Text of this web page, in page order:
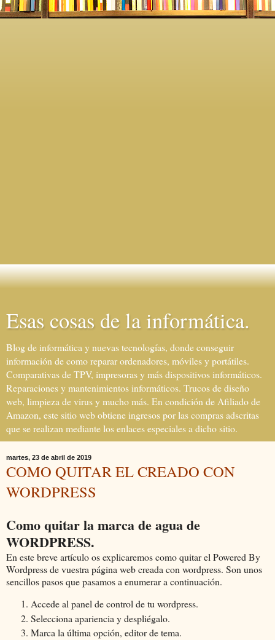
Esas cosas de la informática.
Blog de informática y nuevas tecnologías, donde conseguir
información de como reparar ordenadores, móviles y portátiles.
Comparativas de TPV, impresoras y más dispositivos informáticos.
Reparaciones y mantenimientos informáticos. Trucos de diseño
web, limpieza de virus y mucho más. En condición de Afiliado de
Amazon, este sitio web obtiene ingresos por las compras adscritas
que se realizan mediante los enlaces especiales a dicho sitio.
martes, 23 de abril de 2019
COMO QUITAR EL CREADO CON
WORDPRESS
Como quitar la marca de agua de
WORDPRESS.
En este breve artículo os explicaremos como quitar el Powered By
Wordpress de vuestra página web creada con wordpress. Son unos
sencillos pasos que pasamos a enumerar a continuación.
Accede al panel de control de tu wordpress.
Selecciona apariencia y despliégalo.
Marca la última opción, editor de tema.